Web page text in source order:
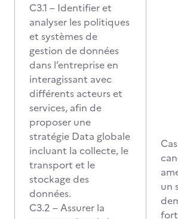
C3.1 – Identifier et
analyser les politiques
et systèmes de
gestion de données
dans l’entreprise en
interagissant avec
différents acteurs et
services, afin de
proposer une
stratégie Data globale
incluant la collecte, le
transport et le
stockage des
données.
C3.2 – Assurer la
un